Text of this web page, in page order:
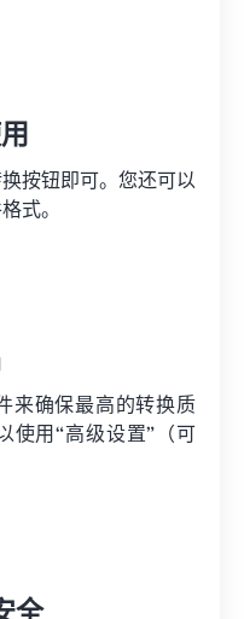
按钮即可。您还可以
式。
来确保最高的转换质
使用“高级设置”（可